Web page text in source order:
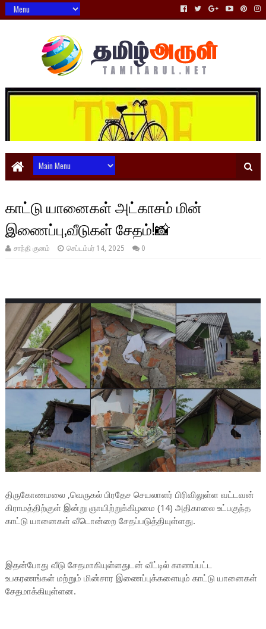
காட்டு யானைகள் அட்காசம் மின்
இணைப்பு,வீடுகள் சேதம்!📸
சாந்தி குனம் செப்டம்பர் 14, 2025 0
திருகோணமலை ,வெருகல் பிரதேச செயலாளர் பிரிவிலுள்ள வட்டவன்
கிராமத்திற்குள் இன்றுஞாயிற்றுக்கிழமை (14) அதிகாலை உட்பகுந்த
காட்டு யானைகள் வீடொன்றை சேதப்படுத்தியுள்ளது.
இதன்போது வீடு சேதமாகியுள்ளதுடன் வீட்டில் காணப்பட்ட
உபகரணங்கள் மற்றும் மின்சார இணைப்புக்களையும் காட்டு யானைகள்
சேதமாக்கியுள்ளன.